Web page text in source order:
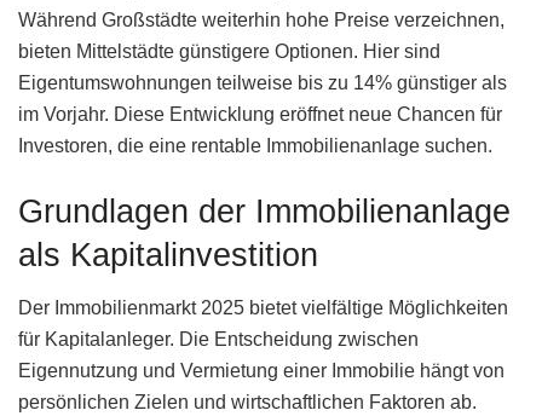
Während Großstädte weiterhin hohe Preise verzeichnen,
bieten Mittelstädte günstigere Optionen. Hier sind
Eigentumswohnungen teilweise bis zu 14% günstiger als
im Vorjahr. Diese Entwicklung eröffnet neue Chancen für
Investoren, die eine rentable Immobilienanlage suchen.
Grundlagen der Immobilienanlage
als Kapitalinvestition
Der Immobilienmarkt 2025 bietet vielfältige Möglichkeiten
für Kapitalanleger. Die Entscheidung zwischen
Eigennutzung und Vermietung einer Immobilie hängt von
persönlichen Zielen und wirtschaftlichen Faktoren ab.